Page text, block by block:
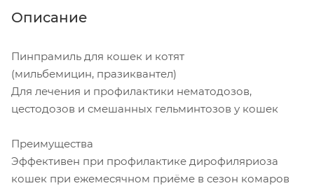
Описание
Пинпрамиль для кошек и котят
(мильбемицин, празиквантел)
Для лечения и профилактики нематодозов,
цестодозов и смешанных гельминтозов у кошек
Преимущества
Эффективен при профилактике дирофиляриоза
кошек при ежемесячном приёме в сезон комаров